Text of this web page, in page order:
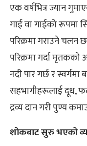
एक वर्षभित्र ज्यान
गाई वा गाईको रूपमा
परिक्रमा गराउने चलन
परिक्रमा गर्दा
नदी पार गर्छ र
सहभागीहरूलाई दूध,
द्रव्य दान गरी पुण्य
शोकबाट सुरु भएको